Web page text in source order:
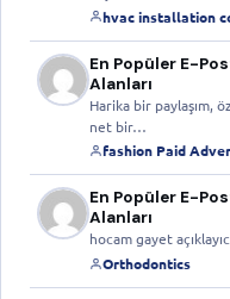
hvac installation
En Popüler E-
Alanları
Harika bir paylaşım,
net bir…
fashion Paid
En Popüler E-
Alanları
hocam gayet
Orthodontics